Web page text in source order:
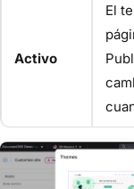
Activo
El